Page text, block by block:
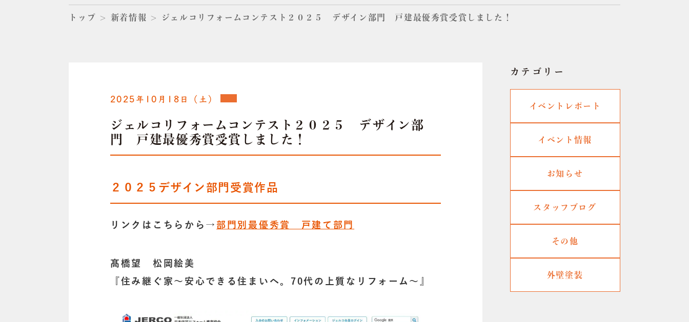
トップ 新着情報 ジェルコリフォームコンテスト２０２５ デザイン部門 戸建最優秀賞受賞しました！
2025年10月18日（土）
ジェルコリフォームコンテスト２０２５ デザイン部
門 戸建最優秀賞受賞しました！
２０２５デザイン部門受賞作品
リンクはこちらから→ 部門別最優秀賞 戸建て部門
髙橋望 松岡絵美
『住み継ぐ家～安心できる住まいへ。70代の上質なリフォーム～』
カテゴリー
イベントレポート
イベント情報
お知らせ
スタッフブログ
その他
外壁塗装